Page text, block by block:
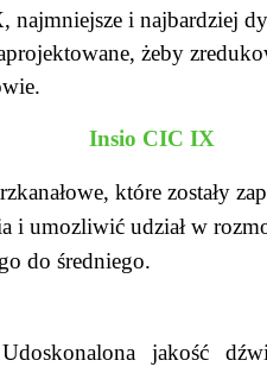
najmniejsze i najbardziej
żeby
Insio CIC IX
które zostały
i umozliwić udział w
do średniego.
Udoskonalona jakość